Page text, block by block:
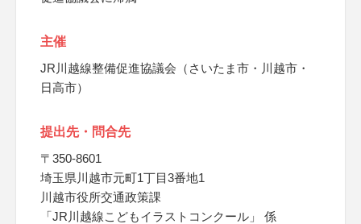
主催
JR川越線整備促進協議会（さいたま市・川越市・
日高市）
提出先・問合先
〒350-8601
埼玉県川越市元町1丁目3番地1
川越市役所交通政策課
「JR川越線こどもイラストコンクール」 係